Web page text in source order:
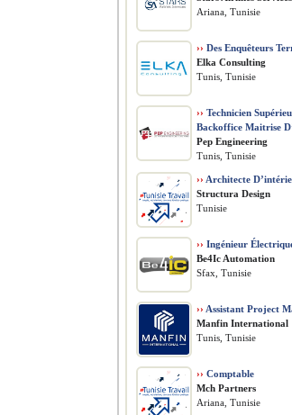
Ariana, Tunisie
›› Des Enquêteurs
Elka Consulting
Tunis, Tunisie
›› Technicien
Backoffice Maitrise
Pep Engineering
Tunis, Tunisie
›› Architecte
Structura Design
Tunisie
›› Ingénieur
Be4Ic Automation
Sfax, Tunisie
›› Assistant Project
Manfin International
Tunis, Tunisie
›› Comptable
Mch Partners
Ariana, Tunisie